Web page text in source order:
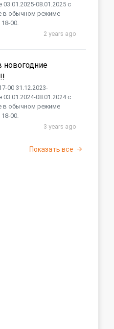
08.01.2025 с
в обычном режиме
00.
2 years ago
новогодние
00 31.12.2023-
08.01.2024 с
в обычном режиме
00.
3 years ago
Показать все